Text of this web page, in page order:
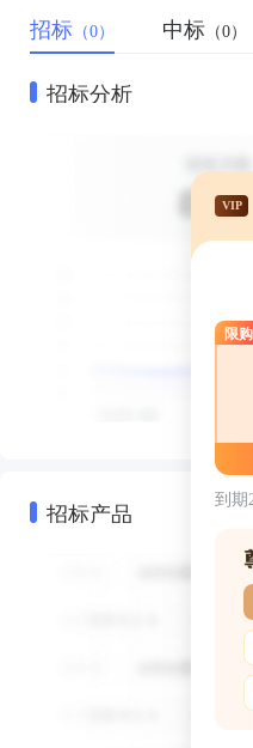
招标 （0） 中标 （0）
招标分析
招标产品
VIP
限
到期